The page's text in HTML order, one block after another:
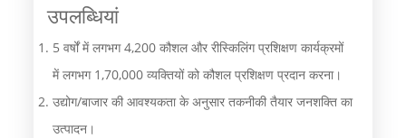
उपलब्धियां
5 वर्षों में लगभग 4,200 कौशल और रीस्किलिंग प्रशिक्षण कार्यक्रमों
में लगभग 1,70,000 व्यक्तियों को कौशल प्रशिक्षण प्रदान करना।
उद्योग/बाजार की आवश्यकता के अनुसार तकनीकी तैयार जनशक्ति का
उत्पादन।